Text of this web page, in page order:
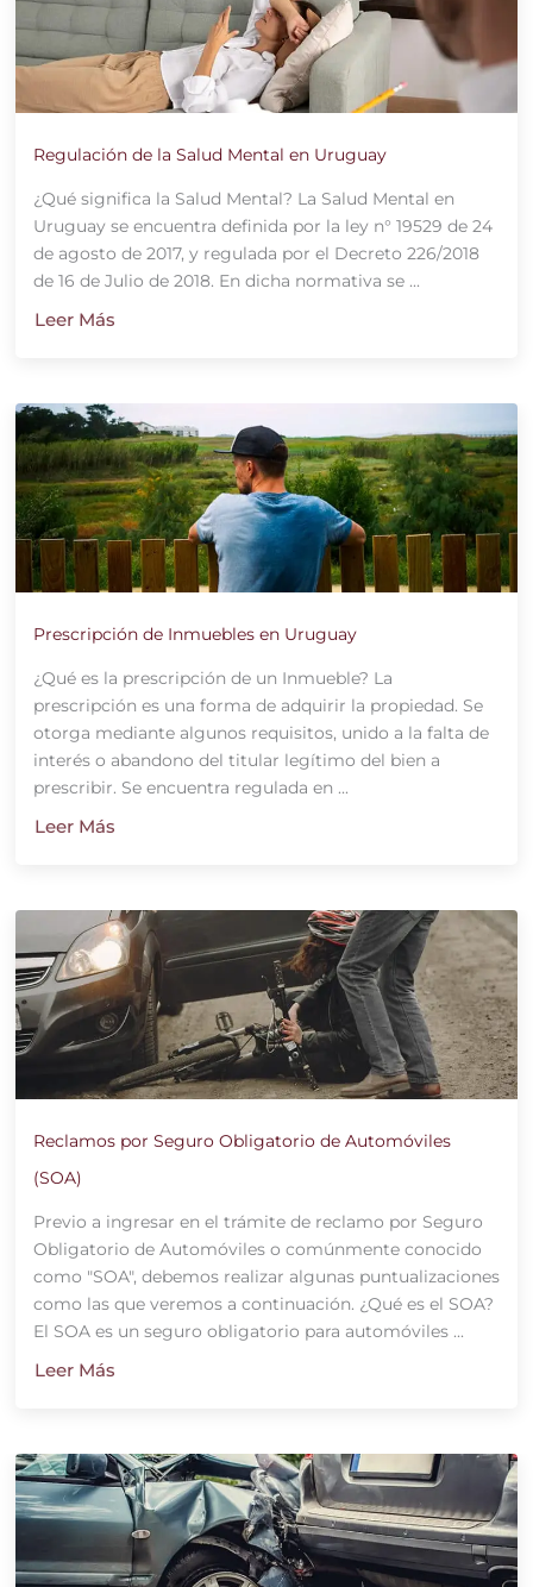
Regulación de la Salud Mental en Uruguay
¿Qué significa la Salud Mental? La Salud Mental en
Uruguay se encuentra definida por la ley n° 19529 de 24
de agosto de 2017, y regulada por el Decreto 226/2018
de 16 de Julio de 2018. En dicha normativa se ...
Leer Más
Prescripción de Inmuebles en Uruguay
¿Qué es la prescripción de un Inmueble? La
prescripción es una forma de adquirir la propiedad. Se
otorga mediante algunos requisitos, unido a la falta de
interés o abandono del titular legítimo del bien a
prescribir. Se encuentra regulada en ...
Leer Más
Reclamos por Seguro Obligatorio de Automóviles
(SOA)
Previo a ingresar en el trámite de reclamo por Seguro
Obligatorio de Automóviles o comúnmente conocido
como "SOA", debemos realizar algunas puntualizaciones
como las que veremos a continuación. ¿Qué es el SOA?
El SOA es un seguro obligatorio para automóviles ...
Leer Más